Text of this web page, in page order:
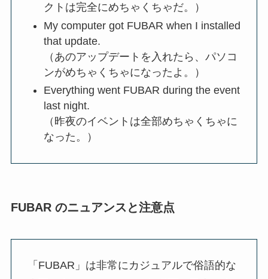
クトは完全にめちゃくちゃだ。）
My computer got FUBAR when I installed
that update.
（あのアップデートを入れたら、パソコ
ンがめちゃくちゃになったよ。）
Everything went FUBAR during the event
last night.
（昨夜のイベントは全部めちゃくちゃに
なった。）
FUBAR のニュアンスと注意点
「FUBAR」は非常にカジュアルで俗語的な